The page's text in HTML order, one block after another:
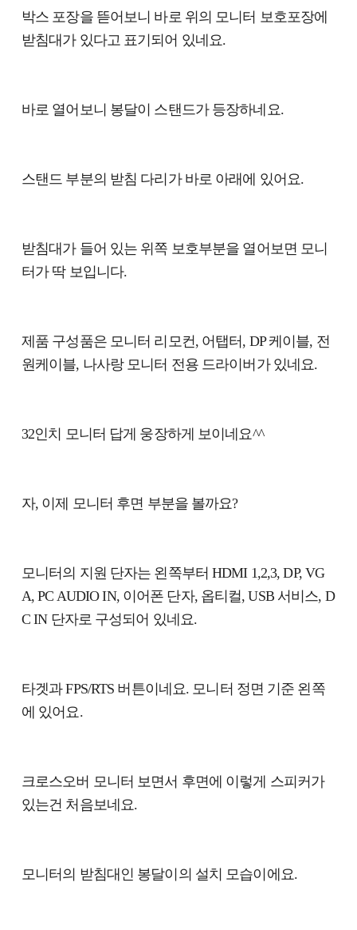
박스 포장을 뜯어보니 바로 위의 모니터 보호포장에
받침대가 있다고 표기되어 있네요.
바로 열어보니 봉달이 스탠드가 등장하네요.
스탠드 부분의 받침 다리가 바로 아래에 있어요.
받침대가 들어 있는 위쪽 보호부분을 열어보면 모니
터가 딱 보입니다.
제품 구성품은 모니터 리모컨, 어탭터, DP 케이블, 전
원케이블, 나사랑 모니터 전용 드라이버가 있네요.
32인치 모니터 답게 웅장하게 보이네요^^
자, 이제 모니터 후면 부분을 볼까요?
모니터의 지원 단자는 왼쪽부터 HDMI 1,2,3, DP, VG
A, PC AUDIO IN, 이어폰 단자, 옵티컬, USB 서비스, D
C IN 단자로 구성되어 있네요.
타겟과 FPS/RTS 버튼이네요. 모니터 정면 기준 왼쪽
에 있어요.
크로스오버 모니터 보면서 후면에 이렇게 스피커가
있는건 처음보네요.
모니터의 받침대인 봉달이의 설치 모습이에요.